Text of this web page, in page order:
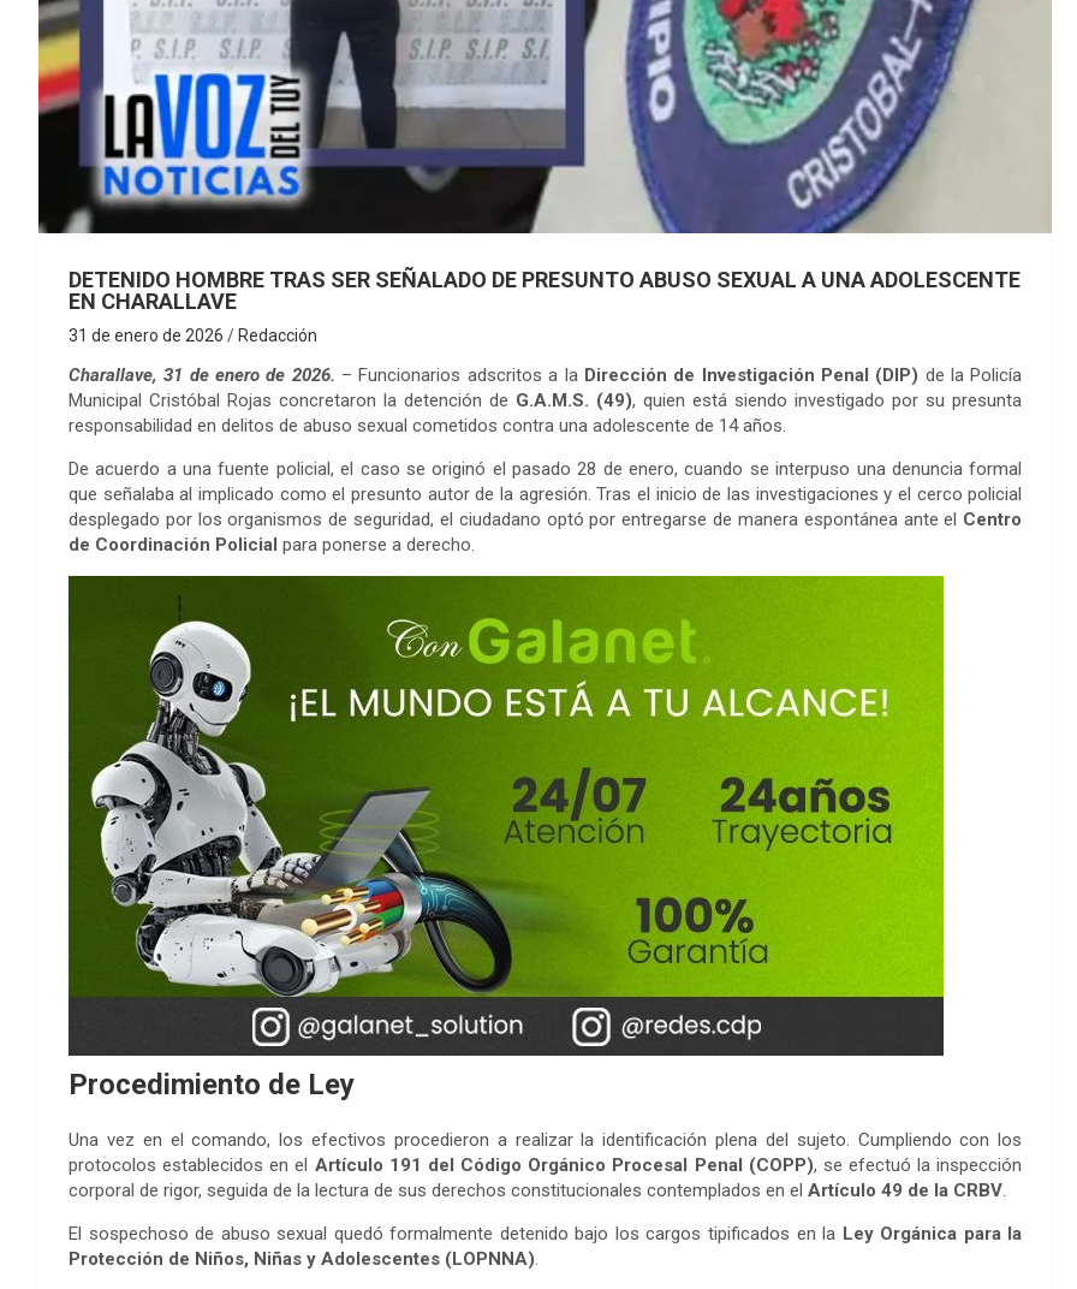
DETENIDO HOMBRE TRAS SER SEÑALADO DE PRESUNTO ABUSO SEXUAL A UNA ADOLESCENTE
EN CHARALLAVE
31 de enero de 2026 Redacción
Charallave, 31 de enero de 2026. – Funcionarios adscritos a la Dirección de Investigación Penal (DIP) de la Policía
Municipal Cristóbal Rojas concretaron la detención de G.A.M.S. (49), quien está siendo investigado por su presunta
responsabilidad en delitos de abuso sexual cometidos contra una adolescente de 14 años.
De acuerdo a una fuente policial, el caso se originó el pasado 28 de enero, cuando se interpuso una denuncia formal
que señalaba al implicado como el presunto autor de la agresión. Tras el inicio de las investigaciones y el cerco policial
desplegado por los organismos de seguridad, el ciudadano optó por entregarse de manera espontánea ante el Centro
de Coordinación Policial para ponerse a derecho.
Procedimiento de Ley
Una vez en el comando, los efectivos procedieron a realizar la identificación plena del sujeto. Cumpliendo con los
protocolos establecidos en el Artículo 191 del Código Orgánico Procesal Penal (COPP), se efectuó la inspección
corporal de rigor, seguida de la lectura de sus derechos constitucionales contemplados en el Artículo 49 de la CRBV.
El sospechoso de abuso sexual quedó formalmente detenido bajo los cargos tipificados en la Ley Orgánica para la
Protección de Niños, Niñas y Adolescentes (LOPNNA).